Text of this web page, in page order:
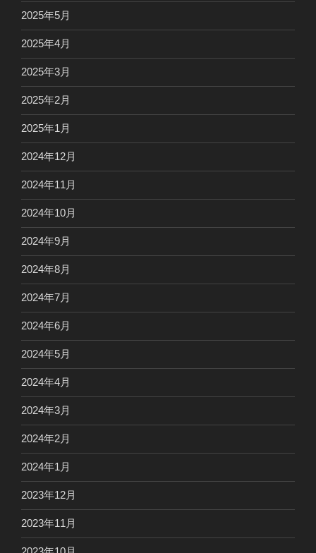
2025年5月
2025年4月
2025年3月
2025年2月
2025年1月
2024年12月
2024年11月
2024年10月
2024年9月
2024年8月
2024年7月
2024年6月
2024年5月
2024年4月
2024年3月
2024年2月
2024年1月
2023年12月
2023年11月